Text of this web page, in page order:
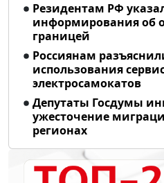
Резидентам РФ
информирования об
границей
Россиянам
использования
электросамокатов
Депутаты Госдумы
ужесточение
регионах